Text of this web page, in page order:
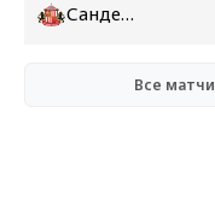
Сандерленд
Все матчи